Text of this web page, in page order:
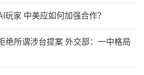
玩家 中美应如何加强合作？
绝所谓涉台提案 外交部：一中格局